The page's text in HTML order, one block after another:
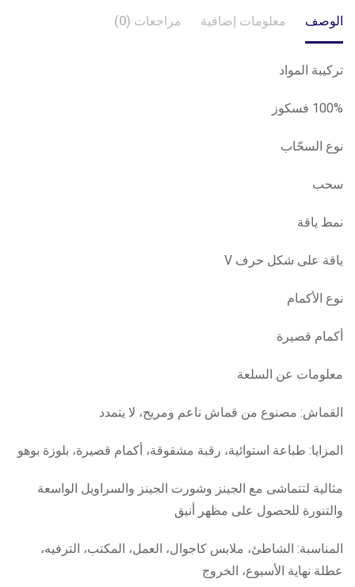
الوصف معلومات إضافية مراجعات (0)
تركيبة المواد
100% فسكوز
نوع السحّاب
سحب
نمط ياقة
ياقة على شكل حرف V
نوع الأكمام
أكمام قصيرة
معلومات عن السلعة
القماش: مصنوع من قماش ناعم ومريح، لا يتمدد
المزايا: طباعة استوائية، رقبة مشقوقة، أكمام قصيرة، بلوزة بوهو
مثالية لتتماشى مع الجينز وشورت الجينز والسراويل الواسعة
والتنورة للحصول على مظهر أنيق
المناسبة: الشاطئ، ملابس كاجوال، العمل، المكتب، الترفيه،
عطلة نهاية الأسبوع، الخروج